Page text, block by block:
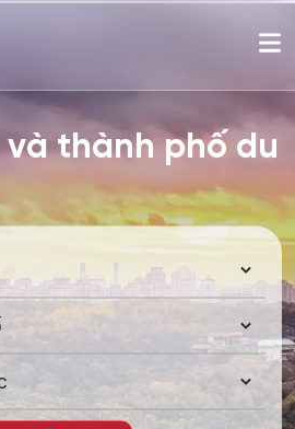
thành phố du